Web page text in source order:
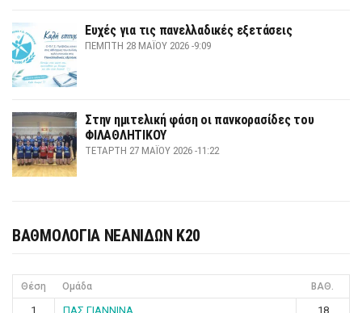
Ευχές για τις πανελλαδικές εξετάσεις
ΠΈΜΠΤΗ 28 ΜΑΪ́ΟΥ 2026 -9:09
Στην ημιτελική φάση οι πανκορασίδες του
ΦΙΛΑΘΛΗΤΙΚΟΥ
ΤΕΤΆΡΤΗ 27 ΜΑΪ́ΟΥ 2026 -11:22
ΒΑΘΜΟΛΟΓΙΑ ΝΕΑΝΙΔΩΝ Κ20
Θέση Ομάδα ΒΑΘ.
1 ΠΑΣ ΓΙΑΝΝΙΝΑ
18